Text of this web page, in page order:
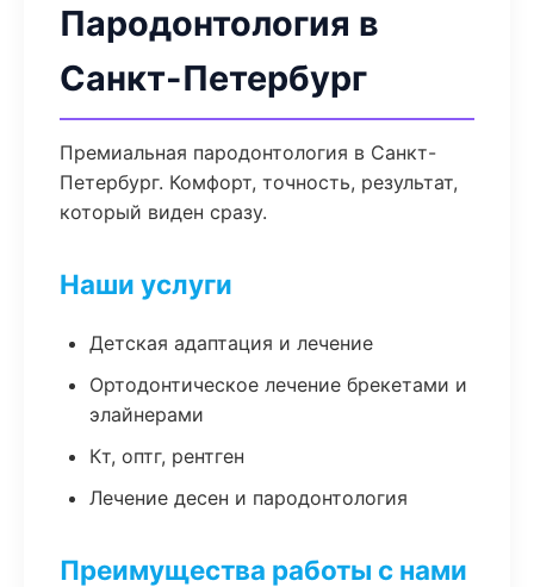
Пародонтология в
Санкт-Петербург
Премиальная пародонтология в Санкт-
Петербург. Комфорт, точность, результат,
который виден сразу.
Наши услуги
Детская адаптация и лечение
Ортодонтическое лечение брекетами и
элайнерами
Кт, оптг, рентген
Лечение десен и пародонтология
Преимущества работы с нами